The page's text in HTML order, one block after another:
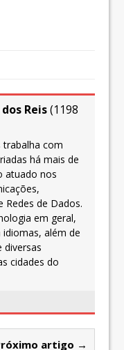
Reis(1198
trabalha com
há mais de
atuado nos
Redes de Dados.
em geral,
idiomas, além de
diversas
cidades do
artigo →